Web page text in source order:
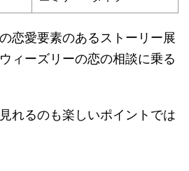
恋愛要素のあるストーリー展
ィーズリーの恋の相談に乗る
れるのも楽しいポイントでは